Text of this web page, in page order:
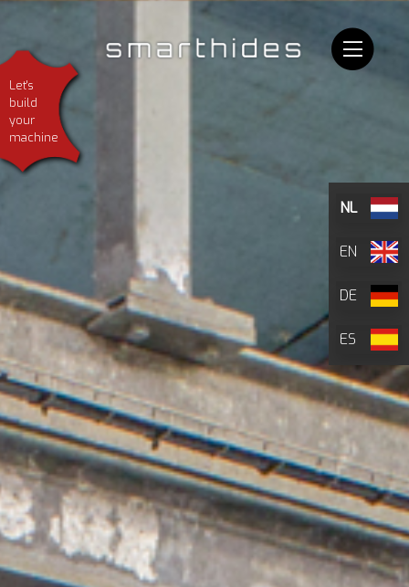
Let's
build
your
machine
NL
EN
DE
ES